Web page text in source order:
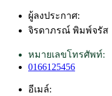
ผู้ลงประกาศ:
จิรดาภรณ์ พิมพ์จรัส
หมายเลขโทรศัพท์:
0166125456
อีเมล์: